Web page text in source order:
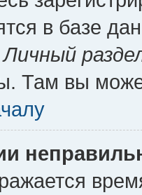
в базе
Личный
Там вы